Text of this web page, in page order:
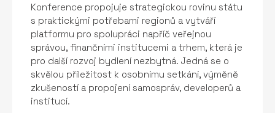
Konference propojuje strategickou rovinu státu
s praktickými potřebami regionů a vytváří
platformu pro spolupráci napříč veřejnou
správou, finančními institucemi a trhem, která je
pro další rozvoj bydlení nezbytná. Jedná se o
skvělou příležitost k osobnímu setkání, výměně
zkušeností a propojení samospráv, developerů a
institucí.